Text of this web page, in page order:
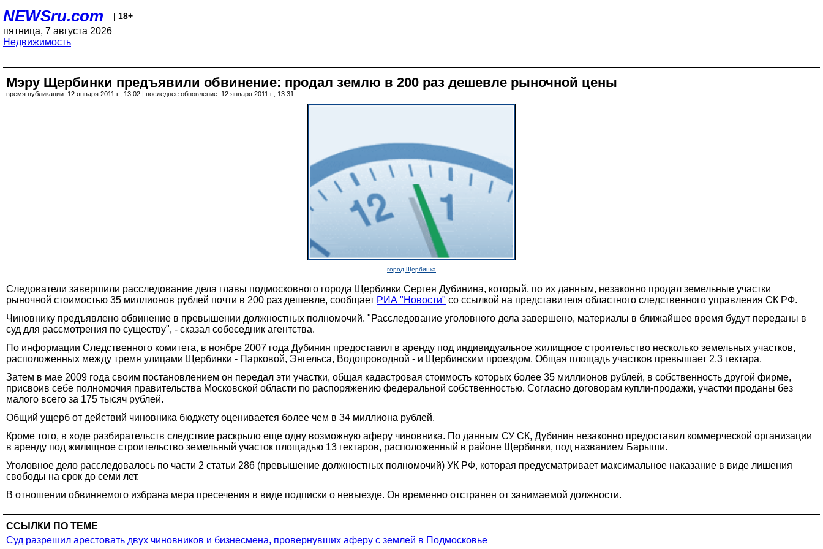
NEWSru.com | 18+
пятница, 7 августа 2026
Недвижимость
Мэру Щербинки предъявили обвинение: продал землю в 200 раз дешевле рыночной цены
время публикации: 12 января 2011 г., 13:02 | последнее обновление: 12 января 2011 г., 13:31
город Щербинка
Следователи завершили расследование дела главы подмосковного города Щербинки Сергея Дубинина, который, по их данным, незаконно продал земельные участки
рыночной стоимостью 35 миллионов рублей почти в 200 раз дешевле, сообщает РИА "Новости" со ссылкой на представителя областного следственного управления СК РФ.
Чиновнику предъявлено обвинение в превышении должностных полномочий. "Расследование уголовного дела завершено, материалы в ближайшее время будут переданы в
суд для рассмотрения по существу", - сказал собеседник агентства.
По информации Следственного комитета, в ноябре 2007 года Дубинин предоставил в аренду под индивидуальное жилищное строительство несколько земельных участков,
расположенных между тремя улицами Щербинки - Парковой, Энгельса, Водопроводной - и Щербинским проездом. Общая площадь участков превышает 2,3 гектара.
Затем в мае 2009 года своим постановлением он передал эти участки, общая кадастровая стоимость которых более 35 миллионов рублей, в собственность другой фирме,
присвоив себе полномочия правительства Московской области по распоряжению федеральной собственностью. Согласно договорам купли-продажи, участки проданы без
малого всего за 175 тысяч рублей.
Общий ущерб от действий чиновника бюджету оценивается более чем в 34 миллиона рублей.
Кроме того, в ходе разбирательств следствие раскрыло еще одну возможную аферу чиновника. По данным СУ СК, Дубинин незаконно предоставил коммерческой организации
в аренду под жилищное строительство земельный участок площадью 13 гектаров, расположенный в районе Щербинки, под названием Барыши.
Уголовное дело расследовалось по части 2 статьи 286 (превышение должностных полномочий) УК РФ, которая предусматривает максимальное наказание в виде лишения
свободы на срок до семи лет.
В отношении обвиняемого избрана мера пресечения в виде подписки о невыезде. Он временно отстранен от занимаемой должности.
ССЫЛКИ ПО ТЕМЕ
Суд разрешил арестовать двух чиновников и бизнесмена, провернувших аферу с землей в Подмосковье